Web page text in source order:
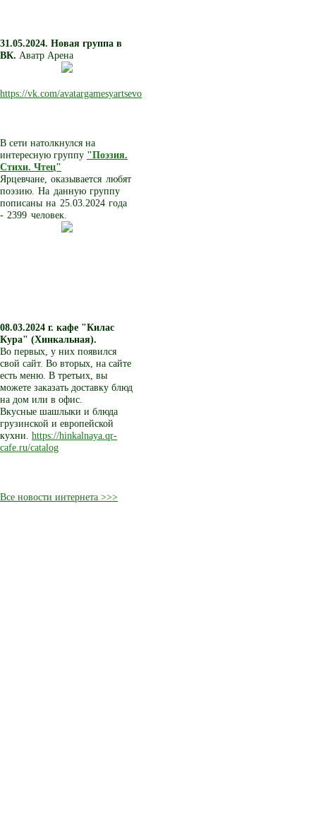
31.05.2024. Новая группа в
ВК. Аватр Арена
https://vk.com/avatargamesyartsevo
В сети натолкнулся на
интересную группу "Поэзия.
Стихи. Чтец"
Ярцевчане, оказывается любят
поэзию. На данную группу
пописаны на 25.03.2024 года
- 2399 человек.
08.03.2024 г. кафе "Килас
Кура" (Хинкальная).
Во первых, у них появился
свой сайт. Во вторых, на сайте
есть меню. В третьих, вы
можете заказать доставку блюд
на дом или в офис.
Вкусные шашлыки и блюда
грузинской и европейской
кухни. https://hinkalnaya.qr-
cafe.ru/catalog
Все новости интернета >>>